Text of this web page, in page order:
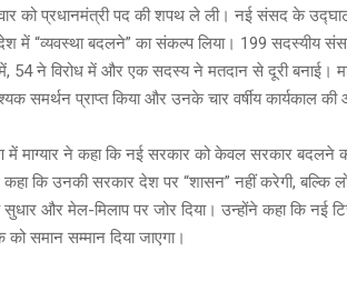
py
Li
n
k
tt
er
को प्रधानमंत्री पद की शपथ ले ली। नई संसद के
में “व्यवस्था बदलने” का संकल्प लिया। 199 सदस्यीय
ने विरोध में और एक सदस्य ने मतदान से दूरी बनाई।
समर्थन प्राप्त किया और उनके चार वर्षीय कार्यकाल
माग्यार ने कहा कि नई सरकार को केवल सरकार बदलने का
कि उनकी सरकार देश पर “शासन” नहीं करेगी, बल्कि
सुधार और मेल-मिलाप पर जोर दिया। उन्होंने कहा कि नई
समान सम्मान दिया जाएगा।